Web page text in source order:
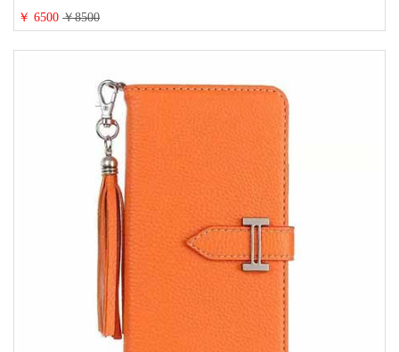
16/16promaxスマホケース 手帳 多機能 グッチiphone15pro/14/13携帯ケース 大
人 レディース メンズ ストラップ付き
￥ 6500￥8500